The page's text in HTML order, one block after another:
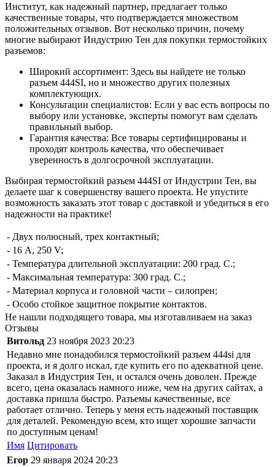
Институт, как надежный партнер, предлагает только
качественные товары, что подтверждается множеством
положительных отзывов. Вот несколько причин, почему
многие выбирают Индустрию Тен для покупки термостойких
разъемов:
Широкий ассортимент: Здесь вы найдете не только
разъем 444SI, но и множество других полезных
комплектующих.
Консультации специалистов: Если у вас есть вопросы по
выбору или установке, эксперты помогут вам сделать
правильный выбор.
Гарантия качества: Все товары сертифицированы и
проходят контроль качества, что обеспечивает
уверенность в долгосрочной эксплуатации.
Выбирая термостойкий разъем 444SI от Индустрии Тен, вы
делаете шаг к совершенству вашего проекта. Не упустите
возможность заказать этот товар с доставкой и убедиться в его
надежности на практике!
- Двух полюсный, трех контактный;
- 16 А, 250 V;
- Температура длительной эксплуатации: 200 град. С.;
- Максимальная температура: 300 град. С.;
- Материал корпуса и головной части – силопрен;
- Особо стойкое защитное покрытие контактов.
Не нашли подходящего товара, мы изготавливаем на заказ
Отзывы
Витольд 23 ноября 2023 20:23
Недавно мне понадобился термостойкий разъем 444si для
проекта, и я долго искал, где купить его по адекватной цене.
Заказал в Индустрия Тен, и остался очень доволен. Прежде
всего, цена оказалась намного ниже, чем на других сайтах, а
доставка пришла быстро. Разъемы качественные, все
работает отлично. Теперь у меня есть надежный поставщик
для деталей. Рекомендую всем, кто ищет хорошие запчасти
по доступным ценам!
Имя Цитировать
Егор 29 января 2024 20:23